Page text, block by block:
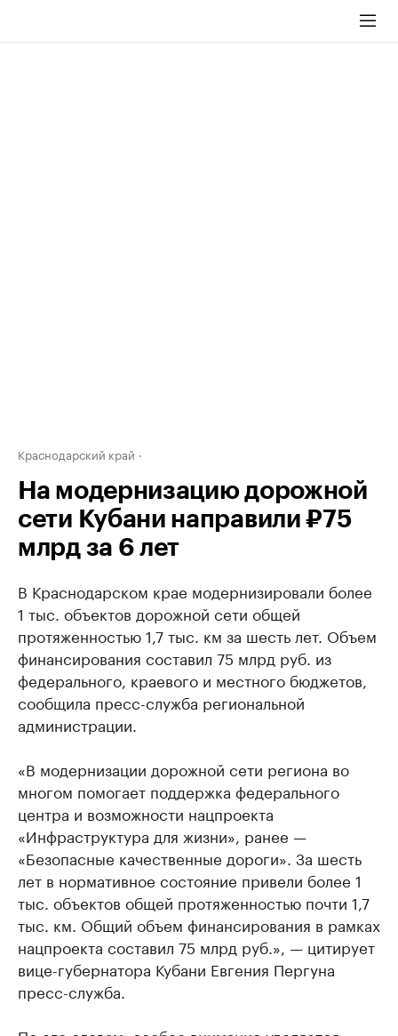
Краснодарский край
На модернизацию дорожной
сети Кубани направили ₽75
млрд за 6 лет
В Краснодарском крае модернизировали более
1 тыс. объектов дорожной сети общей
протяженностью 1,7 тыс. км за шесть лет. Объем
финансирования составил 75 млрд руб. из
федерального, краевого и местного бюджетов,
сообщила пресс-служба региональной
администрации.
«В модернизации дорожной сети региона во
многом помогает поддержка федерального
центра и возможности нацпроекта
«Инфраструктура для жизни», ранее —
«Безопасные качественные дороги». За шесть
лет в нормативное состояние привели более 1
тыс. объектов общей протяженностью почти 1,7
тыс. км. Общий объем финансирования в рамках
нацпроекта составил 75 млрд руб.», — цитирует
вице-губернатора Кубани Евгения Пергуна
пресс-служба.